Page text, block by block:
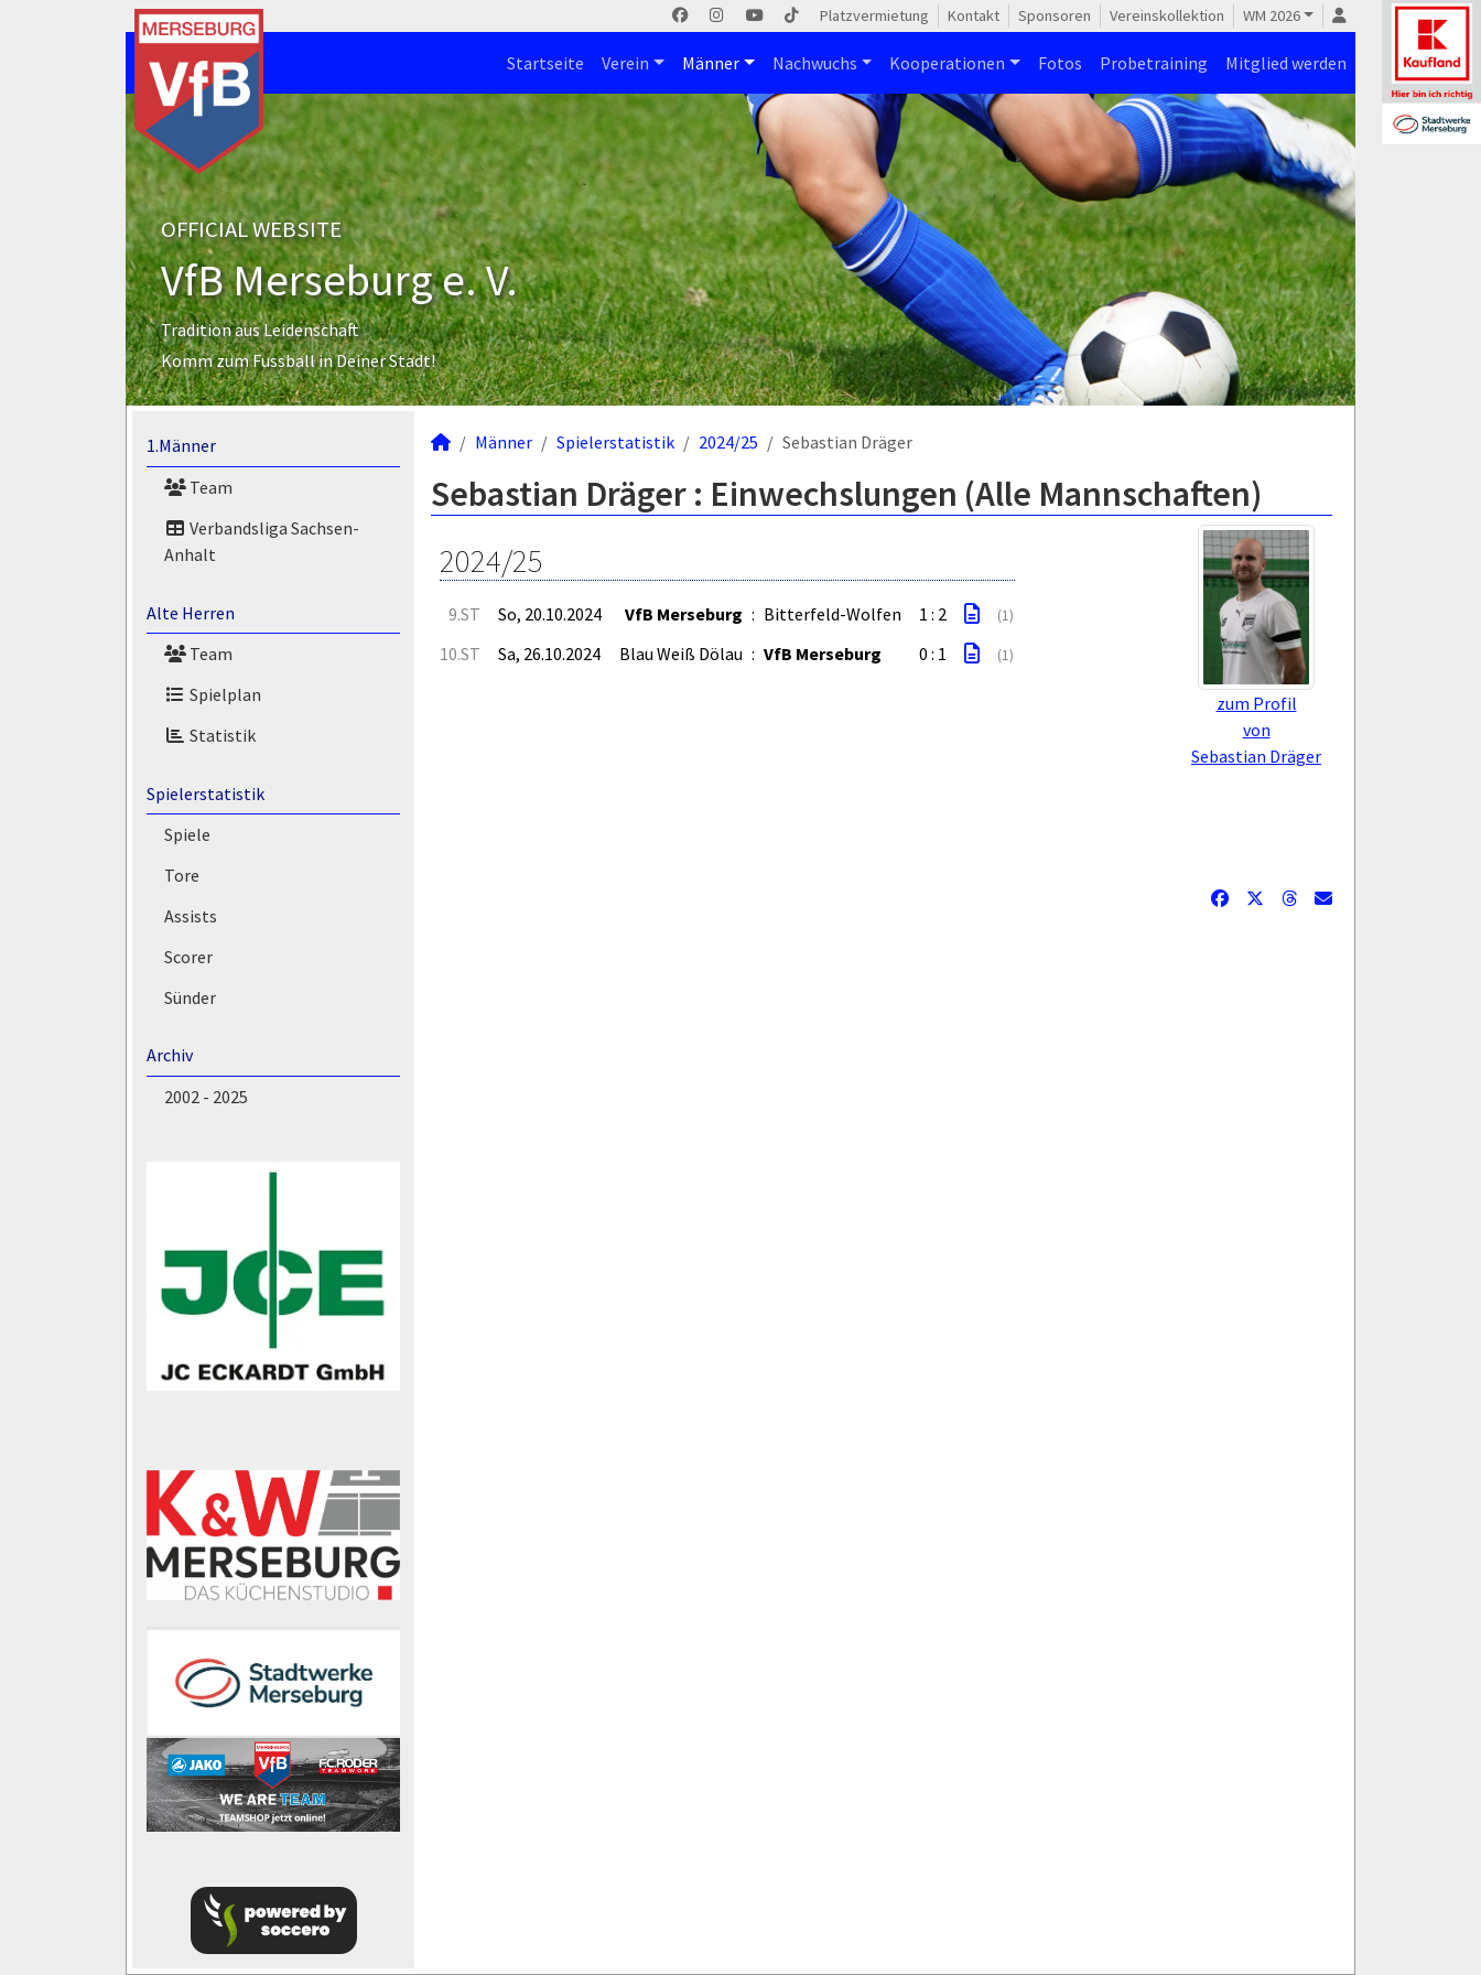
Platzvermietung Kontakt Sponsoren Vereinskollektion WM 2026
Startseite Verein Männer Nachwuchs Kooperationen Fotos Probetraining Mitglied werden
OFFICIAL WEBSITE
VfB Merseburg e. V.
Tradition aus Leidenschaft
Komm zum Fussball in Deiner Stadt!
1.Männer
Team
Verbandsliga Sachsen-
Anhalt
Alte Herren
Team
Spielplan
Statistik
Spielerstatistik
Spiele
Tore
Assists
Scorer
Sünder
Archiv
2002 - 2025
Männer Spielerstatistik 2024/25 Sebastian Dräger
Sebastian Dräger : Einwechslungen (Alle Mannschaften)
zum Profil
von
Sebastian Dräger
2024/25
9.ST So, 20.10.2024 VfB Merseburg : Bitterfeld-Wolfen 1 : 2 (1)
10.ST Sa, 26.10.2024 Blau Weiß Dölau : VfB Merseburg 0 : 1 (1)